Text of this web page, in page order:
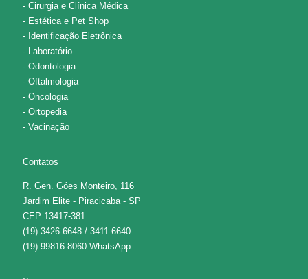
- Cirurgia e Clínica Médica
- Estética e Pet Shop
- Identificação Eletrônica
- Laboratório
- Odontologia
- Oftalmologia
- Oncologia
- Ortopedia
- Vacinação
Contatos
R. Gen. Góes Monteiro, 116
Jardim Elite - Piracicaba - SP
CEP 13417-381
(19) 3426-6648 / 3411-6640
(19) 99816-8060 WhatsApp